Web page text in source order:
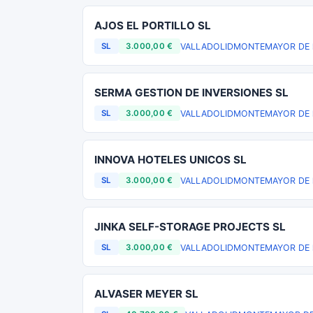
AJOS EL PORTILLO SL
SL 3.000,00 € VALLADOLIDMONTEMAYOR DE
SERMA GESTION DE INVERSIONES SL
SL 3.000,00 € VALLADOLIDMONTEMAYOR DE
INNOVA HOTELES UNICOS SL
SL 3.000,00 € VALLADOLIDMONTEMAYOR DE
JINKA SELF-STORAGE PROJECTS SL
SL 3.000,00 € VALLADOLIDMONTEMAYOR DE
ALVASER MEYER SL